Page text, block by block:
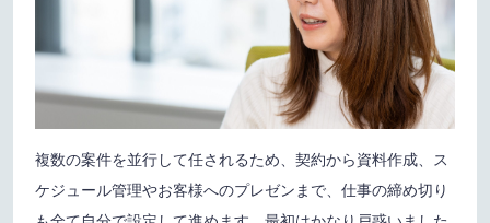
複数の案件を並行して任されるため、契約から資料作成、ス
ケジュール管理やお客様へのプレゼンまで、仕事の締め切り